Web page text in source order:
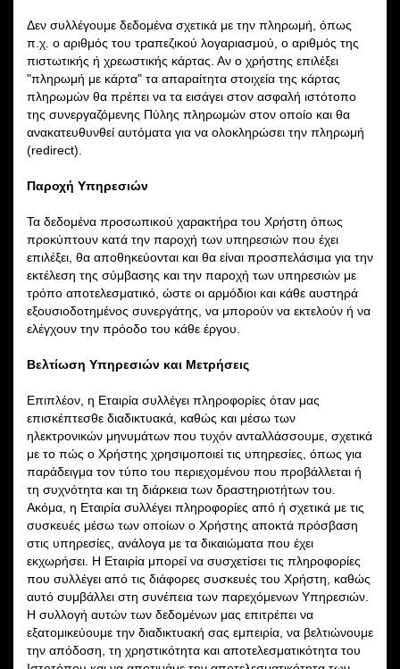
Δεν συλλέγουμε δεδομένα σχετικά με την πληρωμή, όπως
π.χ. ο αριθμός του τραπεζικού λογαριασμού, ο αριθμός της
πιστωτικής ή χρεωστικής κάρτας. Αν ο χρήστης επιλέξει
"πληρωμή με κάρτα" τα απαραίτητα στοιχεία της κάρτας
πληρωμών θα πρέπει να τα εισάγει στον ασφαλή ιστότοπο
της συνεργαζόμενης Πύλης πληρωμών στον οποίο και θα
ανακατευθυνθεί αυτόματα για να ολοκληρώσει την πληρωμή
(redirect).
Παροχή Υπηρεσιών
Τα δεδομένα προσωπικού χαρακτήρα του Χρήστη όπως
προκύπτουν κατά την παροχή των υπηρεσιών που έχει
επιλέξει, θα αποθηκεύονται και θα είναι προσπελάσιμα για την
εκτέλεση της σύμβασης και την παροχή των υπηρεσιών με
τρόπο αποτελεσματικό, ώστε οι αρμόδιοι και κάθε αυστηρά
εξουσιοδοτημένος συνεργάτης, να μπορούν να εκτελούν ή να
ελέγχουν την πρόοδο του κάθε έργου.
Βελτίωση Υπηρεσιών και Μετρήσεις
Επιπλέον, η Εταιρία συλλέγει πληροφορίες όταν μας
επισκέπτεσθε διαδικτυακά, καθώς και μέσω των
ηλεκτρονικών μηνυμάτων που τυχόν ανταλλάσσουμε, σχετικά
με το πώς ο Χρήστης χρησιμοποιεί τις υπηρεσίες, όπως για
παράδειγμα τον τύπο του περιεχομένου που προβάλλεται ή
τη συχνότητα και τη διάρκεια των δραστηριοτήτων του.
Ακόμα, η Εταιρία συλλέγει πληροφορίες από ή σχετικά με τις
συσκευές μέσω των οποίων ο Χρήστης αποκτά πρόσβαση
στις υπηρεσίες, ανάλογα με τα δικαιώματα που έχει
εκχωρήσει. Η Εταιρία μπορεί να συσχετίσει τις πληροφορίες
που συλλέγει από τις διάφορες συσκευές του Χρήστη, καθώς
αυτό συμβάλλει στη συνέπεια των παρεχόμενων Υπηρεσιών.
Η συλλογή αυτών των δεδομένων μας επιτρέπει να
εξατομικεύουμε την διαδικτυακή σας εμπειρία, να βελτιώνουμε
την απόδοση, τη χρηστικότητα και αποτελεσματικότητα του